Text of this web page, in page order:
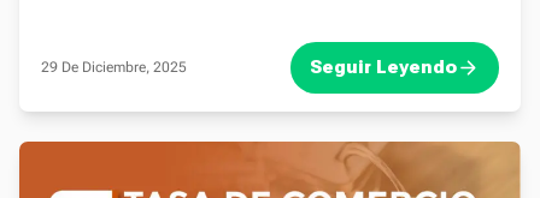
29 De Diciembre, 2025 Seguir Leyendo